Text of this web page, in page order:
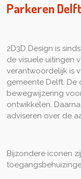
Parkeren
2D3D Design is
de visuele uitingen
verantwoordelijk is
gemeente Delft. De
bewegwijzering
ontwikkelen.
adviseren over de
Bijzondere iconen